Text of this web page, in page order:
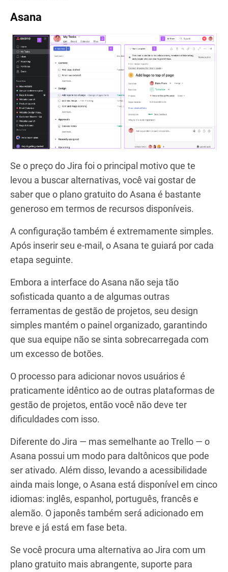
Asana
Se o preço do Jira foi o principal motivo que te
levou a buscar alternativas, você vai gostar de
saber que o plano gratuito do Asana é bastante
generoso em termos de recursos disponíveis.
A configuração também é extremamente simples.
Após inserir seu e-mail, o Asana te guiará por cada
etapa seguinte.
Embora a interface do Asana não seja tão
sofisticada quanto a de algumas outras
ferramentas de gestão de projetos, seu design
simples mantém o painel organizado, garantindo
que sua equipe não se sinta sobrecarregada com
um excesso de botões.
O processo para adicionar novos usuários é
praticamente idêntico ao de outras plataformas de
gestão de projetos, então você não deve ter
dificuldades com isso.
Diferente do Jira — mas semelhante ao Trello — o
Asana possui um modo para daltônicos que pode
ser ativado. Além disso, levando a acessibilidade
ainda mais longe, o Asana está disponível em cinco
idiomas: inglês, espanhol, português, francês e
alemão. O japonês também será adicionado em
breve e já está em fase beta.
Se você procura uma alternativa ao Jira com um
plano gratuito mais abrangente, suporte para